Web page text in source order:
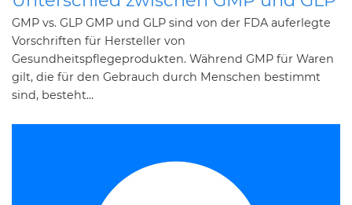
GMP vs. GLP GMP und GLP sind von der FDA auferlegte
Vorschriften für Hersteller von
Gesundheitspflegeprodukten. Während GMP für Waren
gilt, die für den Gebrauch durch Menschen bestimmt
sind, besteht...